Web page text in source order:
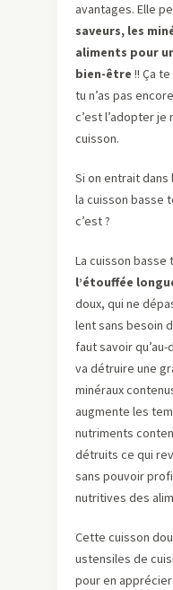
avantages. Elle
saveurs, les
aliments pour
bien-être !! Ça
tu n’as pas
c’est l’adopter
cuisson.
Si on entrait dans
la cuisson basse
c’est ?
La cuisson
l’étouffée
doux, qui ne
lent sans besoin
faut savoir
va détruire une
minéraux
augmente les
nutriments
détruits ce qui
sans pouvoir
nutritives des
Cette cuisson
ustensiles de
pour en